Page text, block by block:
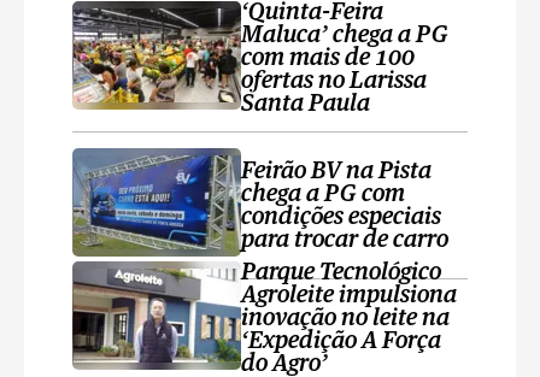
‘Quinta-Feira
Maluca’ chega a PG
com mais de 100
ofertas no Larissa
Santa Paula
Feirão BV na Pista
chega a PG com
condições especiais
para trocar de carro
Parque Tecnológico
Agroleite impulsiona
inovação no leite na
‘Expedição A Força
do Agro’